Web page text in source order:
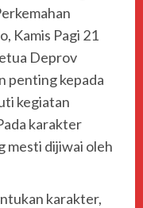
Kamis Pagi 21
Deprov
penting kepada
kegiatan
karakter
mesti dijiwai oleh
karakter,